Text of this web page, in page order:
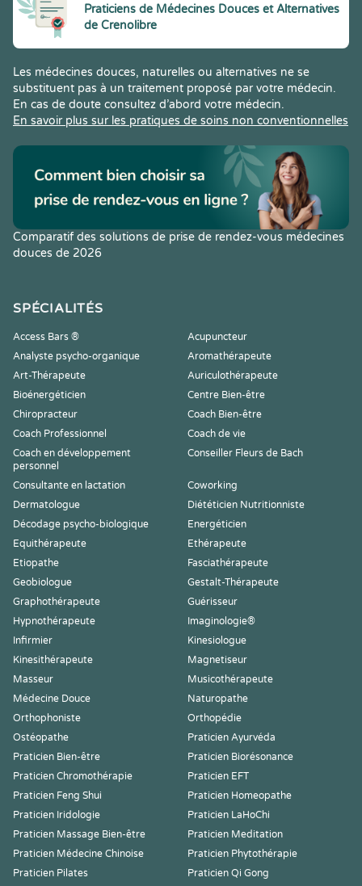
Praticiens de Médecines Douces et Alternatives
de Crenolibre
Les médecines douces, naturelles ou alternatives ne se
substituent pas à un traitement proposé par votre médecin.
En cas de doute consultez d’abord votre médecin.
En savoir plus sur les pratiques de soins non conventionnelles
Comparatif des solutions de prise de rendez-vous médecines
douces de 2026
SPÉCIALITÉS
Access Bars ®
Acupuncteur
Analyste psycho-organique
Aromathérapeute
Art-Thérapeute
Auriculothérapeute
Bioénergéticien
Centre Bien-être
Chiropracteur
Coach Bien-être
Coach Professionnel
Coach de vie
Coach en développement
personnel
Conseiller Fleurs de Bach
Consultante en lactation
Coworking
Dermatologue
Diététicien Nutritionniste
Décodage psycho-biologique
Energéticien
Equithérapeute
Ethérapeute
Etiopathe
Fasciathérapeute
Geobiologue
Gestalt-Thérapeute
Graphothérapeute
Guérisseur
Hypnothérapeute
Imaginologie®
Infirmier
Kinesiologue
Kinesithérapeute
Magnetiseur
Masseur
Musicothérapeute
Médecine Douce
Naturopathe
Orthophoniste
Orthopédie
Ostéopathe
Praticien Ayurvéda
Praticien Bien-être
Praticien Biorésonance
Praticien Chromothérapie
Praticien EFT
Praticien Feng Shui
Praticien Homeopathe
Praticien Iridologie
Praticien LaHoChi
Praticien Massage Bien-être
Praticien Meditation
Praticien Médecine Chinoise
Praticien Phytothérapie
Praticien Pilates
Praticien Qi Gong